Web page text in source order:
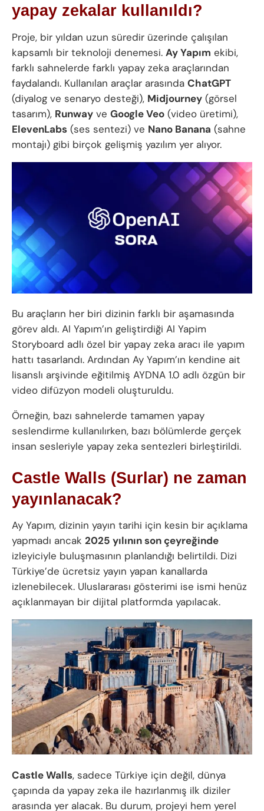
yapay zekalar kullanıldı?
Proje, bir yıldan uzun süredir üzerinde çalışılan
kapsamlı bir teknoloji denemesi. Ay Yapım ekibi,
farklı sahnelerde farklı yapay zeka araçlarından
faydalandı. Kullanılan araçlar arasında ChatGPT
(diyalog ve senaryo desteği), Midjourney (görsel
tasarım), Runway ve Google Veo (video üretimi),
ElevenLabs (ses sentezi) ve Nano Banana (sahne
montajı) gibi birçok gelişmiş yazılım yer alıyor.
Bu araçların her biri dizinin farklı bir aşamasında
görev aldı. AI Yapım’ın geliştirdiği AI Yapim
Storyboard adlı özel bir yapay zeka aracı ile yapım
hattı tasarlandı. Ardından Ay Yapım’ın kendine ait
lisanslı arşivinde eğitilmiş AYDNA 1.0 adlı özgün bir
video difüzyon modeli oluşturuldu.
Örneğin, bazı sahnelerde tamamen yapay
seslendirme kullanılırken, bazı bölümlerde gerçek
insan sesleriyle yapay zeka sentezleri birleştirildi.
Castle Walls (Surlar) ne zaman
yayınlanacak?
Ay Yapım, dizinin yayın tarihi için kesin bir açıklama
yapmadı ancak 2025 yılının son çeyreğinde
izleyiciyle buluşmasının planlandığı belirtildi. Dizi
Türkiye’de ücretsiz yayın yapan kanallarda
izlenebilecek. Uluslararası gösterimi ise ismi henüz
açıklanmayan bir dijital platformda yapılacak.
Castle Walls, sadece Türkiye için değil, dünya
çapında da yapay zeka ile hazırlanmış ilk diziler
arasında yer alacak. Bu durum, projeyi hem yerel